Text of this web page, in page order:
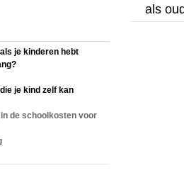
je kinderen hebt
je kind zelf kan
de schoolkosten voor
als